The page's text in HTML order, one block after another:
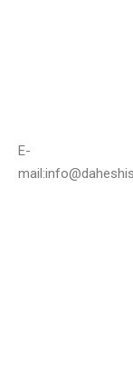
E-